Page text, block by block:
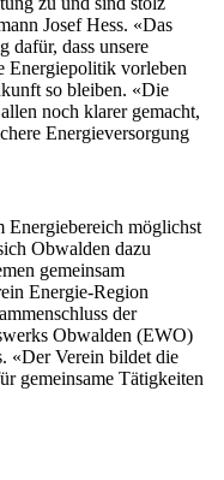
Josef Hess. «Das
dafür, dass unsere
Energiepolitik vorleben
so bleiben. «Die
noch klarer gemacht,
Energieversorgung
möglichst
Obwalden dazu
gemeinsam
Energie-Region
der
Obwalden (EWO)
«Der Verein bildet die
gemeinsame Tätigkeiten